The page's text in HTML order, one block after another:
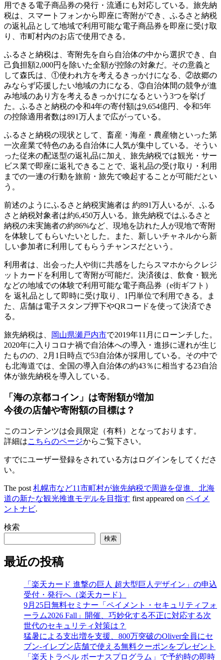
用できる電子商品券の発行・流通にも対応している。旅先納
税は、スマートフォンから即座に寄附ができ、ふるさと納税
の返礼品として地域で利用可能な電子商品券を即座に受け取
り、市町村内のお店で使用できる。
ふるさと納税は、寄附先を自ら自治体の中から選択でき、自
己負担額2,000円を除いた全額が控除の対象だ。その意義と
して森氏は、①使われ方を考えるきっかけになる、②故郷の
みならず応援したい地域の力になる、③自治体間の競争が進
み地域のあり方を考えるきっかけになるという3つを挙げ
た。ふるさと納税の令和4年の寄付額は9,654億円、令和5年
の控除適用者数は891万人まで広がっている。
ふるさと納税の現状として、畜産・海産・農産物といった第
一次産業で特色のある自治体に人気が集中している。そうい
った従来の配送型の返礼品に加え、旅先納税では観光・サー
ビス業で即座に返礼できることで、返礼品の受け取り・利用
までの一連の行動を旅前・旅先で喚起することが可能だとい
う。
前述のようにふるさと納税実施者は 約891万人いるが、ふる
さと納税対象者は約6,450万人いる。旅先納税ではふるさと
納税の未実施者の約86%など、現地を訪れた人が現地で寄附
を体験してもらいたいとした。また、新しいチャネルから新
しい参加者に利用してもらうチャンスだという。
利用者は、出会った人や街に共感をしたらスマホからクレジ
ットカードを利用して寄附が可能だ。決済後は、飲食・観光
などの地域での体験で利用可能な電子商品券（e街ギフト）
を 返礼品として即時に受け取り、1円単位で利用できる。ま
た、店舗は電子スタンプ押下やQRコードを使って決済でき
る。
旅先納税は、 岡山県瀬戸内市で2019年11月にローンチした。
2020年に入りコロナ禍で自治体への導入・進捗に遅れが生じ
たものの、2月1日時点で53自治体が採用している。その中で
も北海道では、全国の導入自治体の約43％に相当する23自治
体が旅先納税を導入している。
「海の京都コイン」は寄附額が増加
今後の店舗や寄附額の目標は？
このコンテンツは会員限定（有料）となっております。
詳細はこちらのページからご覧下さい。
すでにユーザー登録をされている方は ログインをしてくださ
い。
The post 札幌市など11市町村が旅先納税で周遊を促進、北海
道の新たな観光推進モデルを目指す first appeared on ペイメ
ントナビ.
検索
検索
最近の投稿
「楽天カード 進撃の巨人 超大型巨人デザイン」の申込
受付・発行へ（楽天カード）
9月25日無料セミナー「ペイメント・セキュリティフォ
ーラム2026 Fall」開催、巧妙化する不正に対応する次
世代のセキュリティ対策は？
猛暑による支出増を支援、800万突破のOliver全員にセ
ブン‐イレブン店舗で使える無料クーポンをプレゼント
「楽天トラベル ボーナスプログラム」で予約時の即時